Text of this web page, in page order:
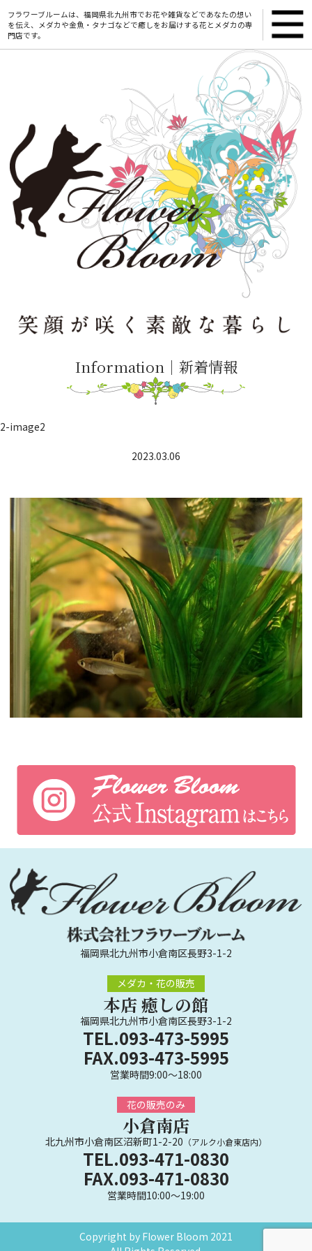
フラワーブルームは、福岡県北九州市でお花や雑貨などであなたの想い
を伝え、メダカや金魚・タナゴなどで癒しをお届けする花とメダカの専
門店です。
Information｜新着情報
2-image2
2023.03.06
福岡県北九州市小倉南区長野3-1-2
メダカ・花の販売
本店 癒しの館
福岡県北九州市小倉南区長野3-1-2
TEL.093-473-5995
FAX.093-473-5995
営業時間9:00～18:00
花の販売のみ
小倉南店
北九州市小倉南区沼新町1-2-20 （アルク小倉東店内）
TEL.093-471-0830
FAX.093-471-0830
営業時間10:00～19:00
Copyright by Flower Bloom 2021